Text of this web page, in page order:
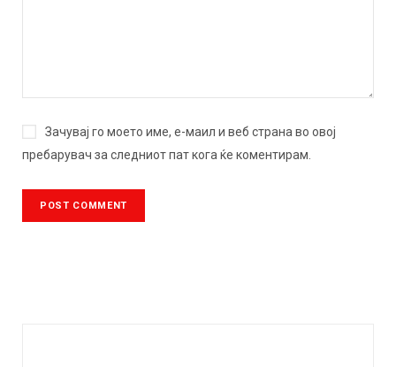
Зачувај го моето име, е-маил и веб страна во овој
пребарувач за следниот пат кога ќе коментирам.